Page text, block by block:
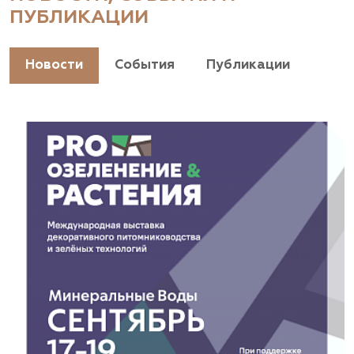
+7(928) 044-45-94
Владимирская область, Киржачский район, пос.
Знаменское
(929) 992-7100
Московская область, Каширский р-н, дер.
Барабаново
(929) 992-7100
ПУБЛИКАЦИИ
Новости События Публикации